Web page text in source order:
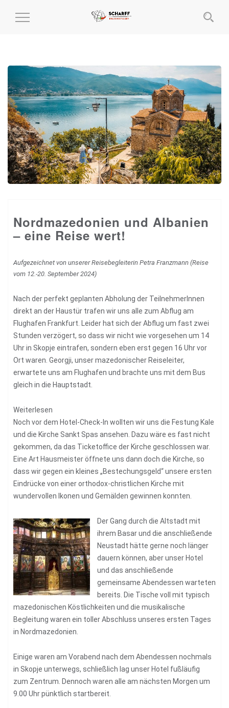
MENÜ
Nordmazedonien und Albanien
– eine Reise wert!
Aufgezeichnet von unserer Reisebegleiterin Petra Franzmann (Reise
vom 12.-20. September 2024)
Nach der perfekt geplanten Abholung der TeilnehmerInnen
direkt an der Haustür trafen wir uns alle zum Abflug am
Flughafen Frankfurt. Leider hat sich der Abflug um fast zwei
Stunden verzögert, so dass wir nicht wie vorgesehen um 14
Uhr in Skopje eintrafen, sondern eben erst gegen 16 Uhr vor
Ort waren. Georgji, unser mazedonischer Reiseleiter,
erwartete uns am Flughafen und brachte uns mit dem Bus
gleich in die Hauptstadt.
Weiterlesen
Noch vor dem Hotel-Check-In wollten wir uns die Festung Kale
und die Kirche Sankt Spas ansehen. Dazu wäre es fast nicht
gekommen, da das Ticketoffice der Kirche geschlossen war.
Eine Art Hausmeister öffnete uns dann doch die Kirche, so
dass wir gegen ein kleines „Bestechungsgeld“ unsere ersten
Eindrücke von einer orthodox-christlichen Kirche mit
wundervollen Ikonen und Gemälden gewinnen konnten.
Der Gang durch die Altstadt mit
ihrem Basar und die anschließende
Neustadt hätte gerne noch länger
dauern können, aber unser Hotel
und das anschließende
gemeinsame Abendessen warteten
bereits. Die Tische voll mit typisch
mazedonischen Köstlichkeiten und die musikalische
Begleitung waren ein toller Abschluss unseres ersten Tages
in Nordmazedonien.
Einige waren am Vorabend nach dem Abendessen nochmals
in Skopje unterwegs, schließlich lag unser Hotel fußläufig
zum Zentrum. Dennoch waren alle am nächsten Morgen um
9.00 Uhr pünktlich startbereit.